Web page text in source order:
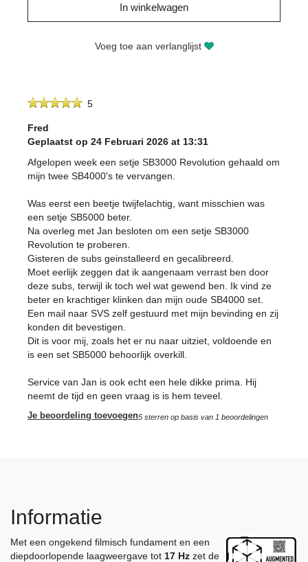
In winkelwagen
Voeg toe aan verlanglijst
5
Fred
Geplaatst op 24 Februari 2026 at 13:31
Afgelopen week een setje SB3000 Revolution gehaald om
mijn twee SB4000's te vervangen.
Was eerst een beetje twijfelachtig, want misschien was
een setje SB5000 beter.
Na overleg met Jan besloten om een setje SB3000
Revolution te proberen.
Gisteren de subs geinstalleerd en gecalibreerd.
Moet eerlijk zeggen dat ik aangenaam verrast ben door
deze subs, terwijl ik toch wel wat gewend ben. Ik vind ze
beter en krachtiger klinken dan mijn oude SB4000 set.
Een mail naar SVS zelf gestuurd met mijn bevinding en zij
konden dit bevestigen.
Dit is voor mij, zoals het er nu naar uitziet, voldoende en
is een set SB5000 behoorlijk overkill.
Service van Jan is ook echt een hele dikke prima. Hij
neemt de tijd en geen vraag is is hem teveel.
5 sterren op basis van 1 beoordelingen
Je beoordeling toevoegen
Informatie
Met een ongekend filmisch fundament en een
diepdoorlopende laagweergave tot 17 Hz zet de